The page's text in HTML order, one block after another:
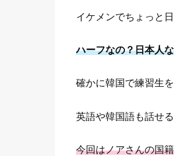
イケメンでちょっと
ハーフなの？日本人
確かに韓国で練習生を
英語や韓国語も話せ
今回はノアさんの国